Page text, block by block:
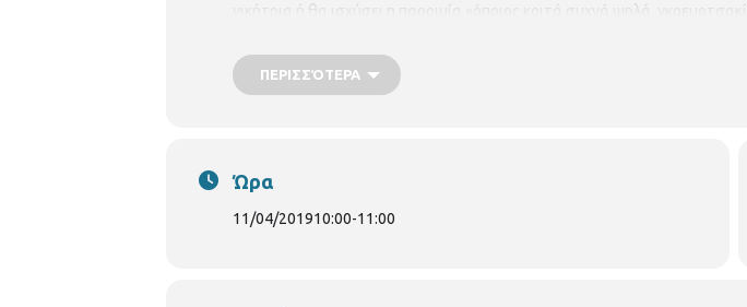
νικήτρια ή θα ισχύσει η παροιμία «όποιος κοιτά συχνά ψηλά,
περίπτωση ακύρωσης.
2 μ.μ. – 8:30 μ.μ. Πέμπτη – Παρασκευή : 8.00 π.μ. – 3.00 μ.μ.
ΠΕΡΙΣΣΌΤΕΡΑ
Ώρα
11/04/201910:00-11:00